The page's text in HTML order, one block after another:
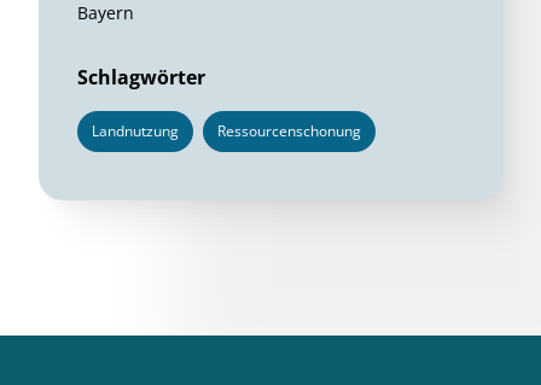
Bayern
Schlagwörter
Landnutzung Ressourcenschonung